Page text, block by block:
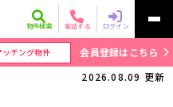
物件検索
電話する ログイン
ッチング物件
会員登録はこちら
2026.08.09 更新